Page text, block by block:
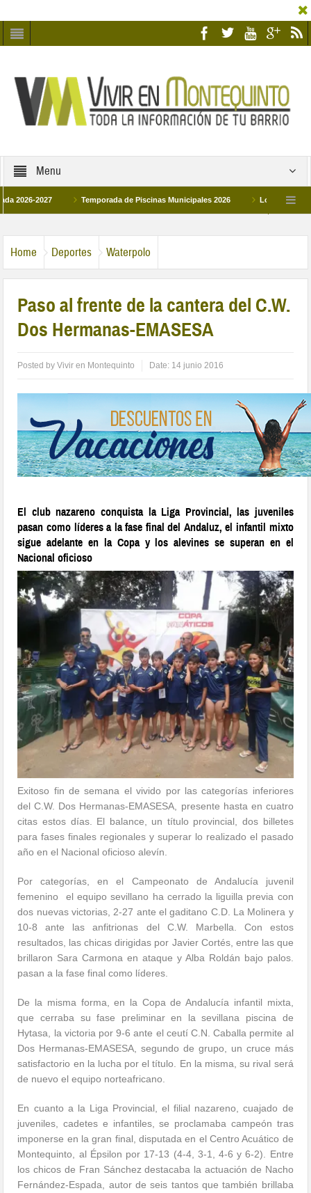
Menu
2027 Temporada de Piscinas Municipales 2026 Los Campus de
Home Deportes Waterpolo
Paso al frente de la cantera del C.W.
Dos Hermanas-EMASESA
Posted byVivir en Montequinto Date: 14 junio 2016
El club nazareno conquista la Liga Provincial, las juveniles
pasan como líderes a la fase final del Andaluz, el infantil mixto
sigue adelante en la Copa y los alevines se superan en el
Nacional oficioso
Exitoso fin de semana el vivido por las categorías inferiores
del C.W. Dos Hermanas-EMASESA, presente hasta en cuatro
citas estos días. El balance, un título provincial, dos billetes
para fases finales regionales y superar lo realizado el pasado
año en el Nacional oficioso alevín.
Por categorías, en el Campeonato de Andalucía juvenil
femenino el equipo sevillano ha cerrado la liguilla previa con
dos nuevas victorias, 2-27 ante el gaditano C.D. La Molinera y
10-8 ante las anfitrionas del C.W. Marbella. Con estos
resultados, las chicas dirigidas por Javier Cortés, entre las que
brillaron Sara Carmona en ataque y Alba Roldán bajo palos.
pasan a la fase final como líderes.
De la misma forma, en la Copa de Andalucía infantil mixta,
que cerraba su fase preliminar en la sevillana piscina de
Hytasa, la victoria por 9-6 ante el ceutí C.N. Caballa permite al
Dos Hermanas-EMASESA, segundo de grupo, un cruce más
satisfactorio en la lucha por el título. En la misma, su rival será
de nuevo el equipo norteafricano.
En cuanto a la Liga Provincial, el filial nazareno, cuajado de
juveniles, cadetes e infantiles, se proclamaba campeón tras
imponerse en la gran final, disputada en el Centro Acuático de
Montequinto, al Épsilon por 17-13 (4-4, 3-1, 4-6 y 6-2). Entre
los chicos de Fran Sánchez destacaba la actuación de Nacho
Fernández-Espada, autor de seis tantos que también brillaba